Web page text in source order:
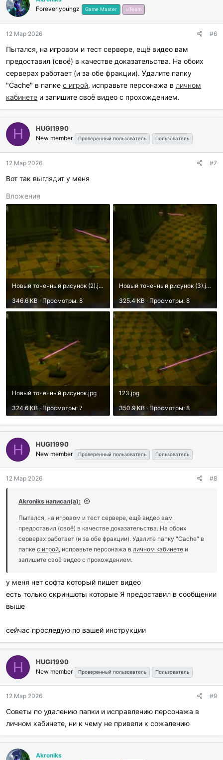
Forever youngz
Game Master uTeam
12 Мар 2026 #6
Пытался, на игровом и тест сервере, ещё видео вам
предоставил (своё) в качестве доказательства. На обоих
серверах работает (и за обе фракции). Удалите папку
"Cache" в папке с игрой, исправьте персонажа в личном
кабинете и запишите своё видео с прохождением.
H HUGI1990
New member Проверенный пользователь Пользователь
12 Мар 2026 #7
Вот так выглядит у меня
Вложения
Новый точечный рисунок (2).jpg
346.6 KB · Просмотры: 8
Новый точечный рисунок (3).jpg
325.4 KB · Просмотры: 8
Новый точечный рисунок.jpg
324.6 KB · Просмотры: 7
123.jpg
350.9 KB · Просмотры: 8
H HUGI1990
New member Проверенный пользователь Пользователь
12 Мар 2026 #8
Akroniks написал(а):
Пытался, на игровом и тест сервере, ещё видео вам
предоставил (своё) в качестве доказательства. На обоих
серверах работает (и за обе фракции). Удалите папку "Cache" в
папке с игрой, исправьте персонажа в личном кабинете и
запишите своё видео с прохождением.
у меня нет софта который пишет видео
есть только скриншоты которые Я предоставил в сообщении
выше
сейчас проследую по вашей инструкции
H HUGI1990
New member Проверенный пользователь Пользователь
12 Мар 2026 #9
Советы по удалению папки и исправлению персонажа в
личном кабинете, ни к чему не привели к сожалению
Akroniks